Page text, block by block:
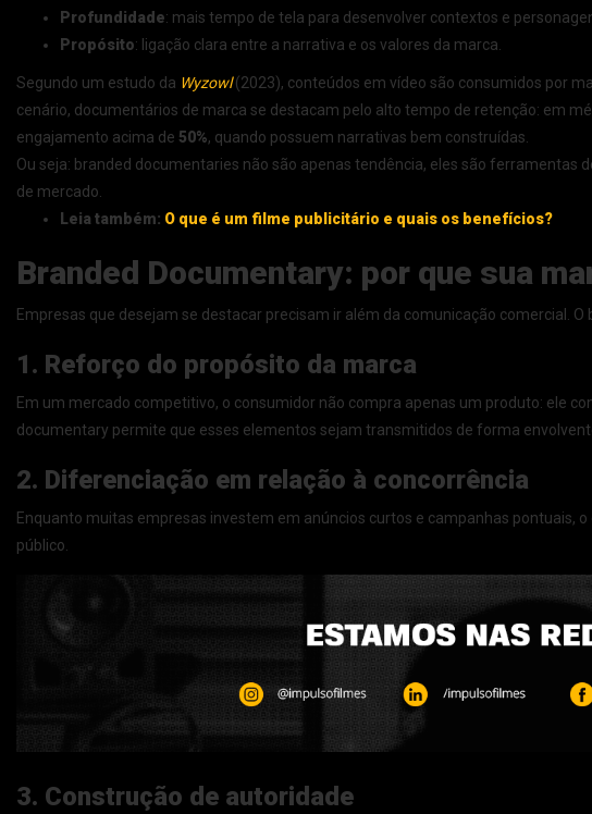
Profundidade: mais tempo de tela para desenvolver contextos e
Propósito: ligação clara entre a narrativa e os valores da marca.
Segundo um estudo da Wyzowl (2023), conteúdos em vídeo são consumidos por
cenário, documentários de marca se destacam pelo alto tempo de retenção: em
engajamento acima de 50%, quando possuem narrativas bem construídas.
Ou seja: branded documentaries não são apenas tendência, eles são
de mercado.
Leia também: O que é um filme publicitário e quais os benefícios?
Branded Documentary: por que sua
Empresas que desejam se destacar precisam ir além da comunicação comercial.
1. Reforço do propósito da marca
Em um mercado competitivo, o consumidor não compra apenas um produto: ele
documentary permite que esses elementos sejam transmitidos de forma
2. Diferenciação em relação à concorrência
Enquanto muitas empresas investem em anúncios curtos e campanhas pontuais,
público.
3. Construção de autoridade